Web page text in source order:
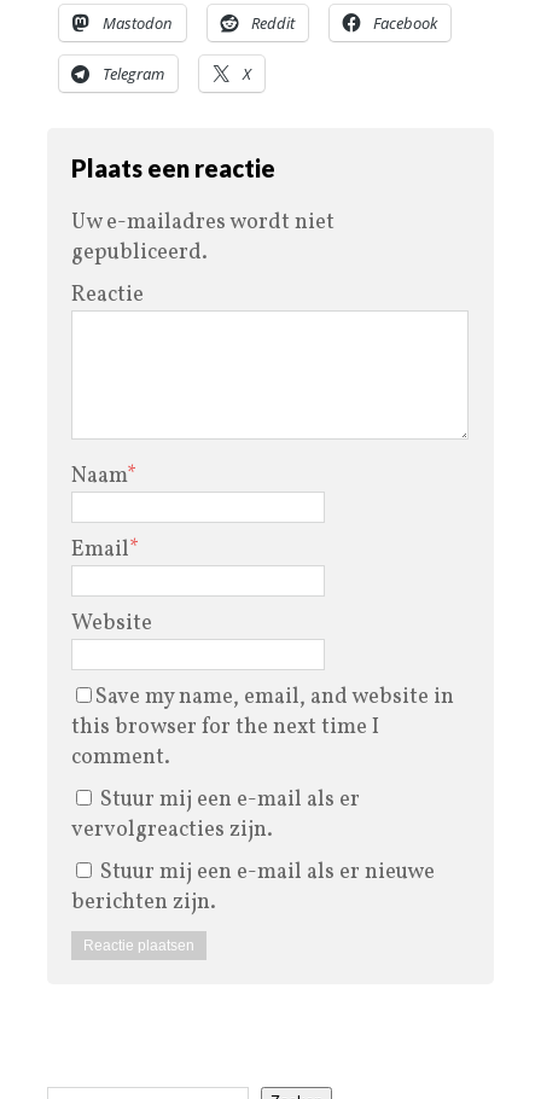
Mastodon Reddit Facebook
Telegram X
Plaats een reactie
Uw e-mailadres wordt niet
gepubliceerd.
Reactie
Naam*
Email*
Website
Save my name, email, and website in
this browser for the next time I
comment.
Stuur mij een e-mail als er
vervolgreacties zijn.
Stuur mij een e-mail als er nieuwe
berichten zijn.